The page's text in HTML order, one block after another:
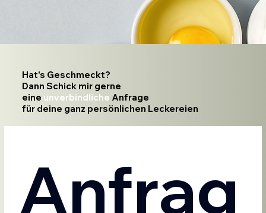
Hat's Geschmeckt?
Dann Schick mir gerne
eine unverbindliche Anfrage
für deine ganz persönlichen Leckereien
Anfrag